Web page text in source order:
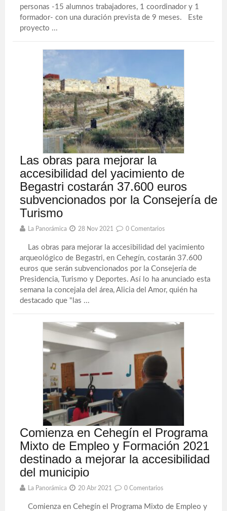
personas -15 alumnos trabajadores, 1 coordinador y 1
formador- con una duración prevista de 9 meses. Este
proyecto ...
Las obras para mejorar la
accesibilidad del yacimiento de
Begastri costarán 37.600 euros
subvencionados por la Consejería de
Turismo
La Panorámica 28 Nov 2021 0 Comentarios
Las obras para mejorar la accesibilidad del yacimiento
arqueológico de Begastri, en Cehegín, costarán 37.600
euros que serán subvencionados por la Consejería de
Presidencia, Turismo y Deportes. Así lo ha anunciado esta
semana la concejala del área, Alicia del Amor, quién ha
destacado que "las ...
Comienza en Cehegín el Programa
Mixto de Empleo y Formación 2021
destinado a mejorar la accesibilidad
del municipio
La Panorámica 20 Abr 2021 0 Comentarios
Comienza en Cehegín el Programa Mixto de Empleo y